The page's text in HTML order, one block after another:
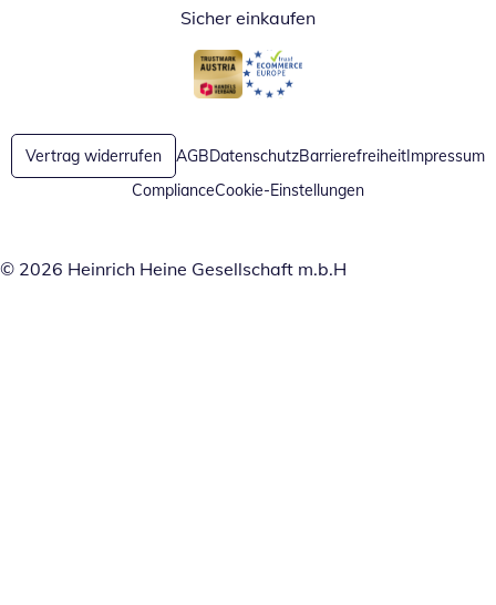
Sicher einkaufen
Öffnet in neuem Fenster
Öffnet in neuem Fenster
Vertrag widerrufen AGBDatenschutzBarrierefreiheitImpressum
ComplianceCookie-Einstellungen
© 2026 Heinrich Heine Gesellschaft m.b.H